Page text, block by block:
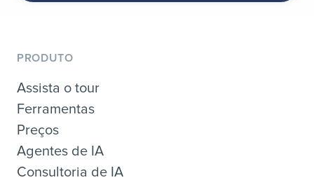
PRODUTO
Assista o tour
Ferramentas
Preços
Agentes de IA
Consultoria de IA